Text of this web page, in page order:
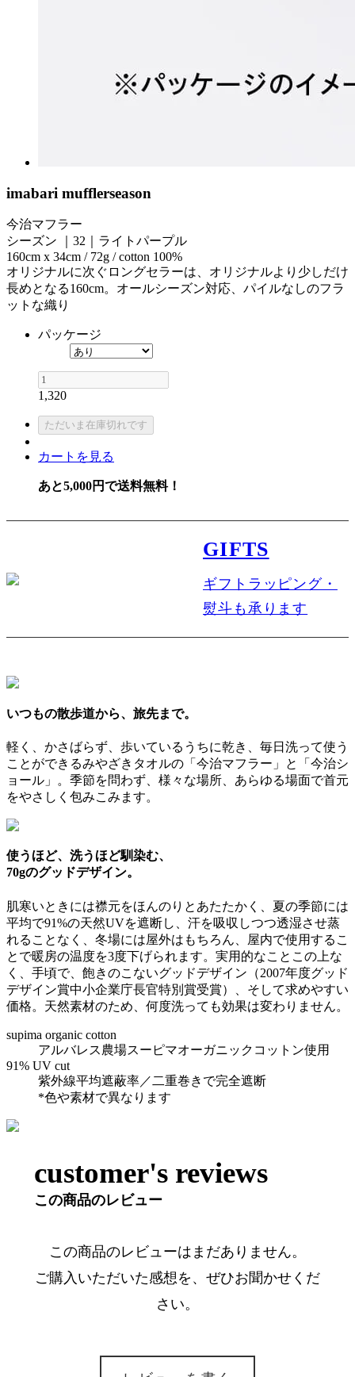
imabari mufflerseason
今治マフラー
シーズン ｜32｜ライトパープル
160cm x 34cm / 72g / cotton 100%
オリジナルに次ぐロングセラーは、オリジナルより少しだけ
長めとなる160cm。オールシーズン対応、パイルなしのフラ
ットな織り
パッケージ
1,320
カートを見る
あと5,000円で送料無料！
GIFTS
ギフトラッピング・
熨斗も承ります
いつもの散歩道から、旅先まで。
軽く、かさばらず、歩いているうちに乾き、毎日洗って使う
ことができるみやざきタオルの「今治マフラー」と「今治シ
ョール」。季節を問わず、様々な場所、あらゆる場面で首元
をやさしく包みこみます。
使うほど、洗うほど馴染む、
70gのグッドデザイン。
肌寒いときには襟元をほんのりとあたたかく、夏の季節には
平均で91%の天然UVを遮断し、汗を吸収しつつ透湿させ蒸
れることなく、冬場には屋外はもちろん、屋内で使用するこ
とで暖房の温度を3度下げられます。実用的なことこの上な
く、手頃で、飽きのこないグッドデザイン（2007年度グッド
デザイン賞中小企業庁長官特別賞受賞）、そして求めやすい
価格。天然素材のため、何度洗っても効果は変わりません。
supima organic cotton
アルバレス農場スーピマオーガニックコットン使用
91% UV cut
紫外線平均遮蔽率／二重巻きで完全遮断
*色や素材で異なります
customer's reviews
この商品のレビュー
この商品のレビューはまだありません。
ご購入いただいた感想を、ぜひお聞かせくだ
さい。